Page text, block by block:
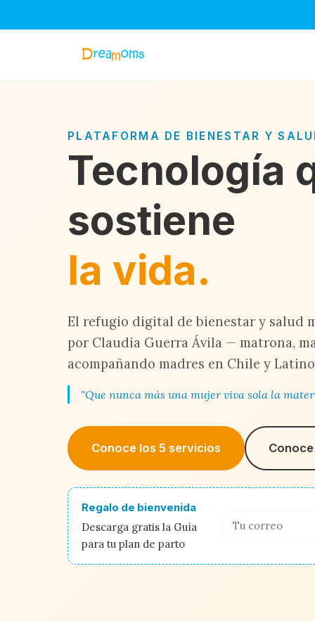
PLATAFORMA DE BIENESTAR Y
Tecnología
sostiene
la vida.
El refugio digital de bienestar y salud
por Claudia Guerra Ávila — matrona,
acompañando madres en Chile y
"Que nunca más una mujer viva sola la
Conoce los 5 servicios
Regalo de bienvenida
Descarga gratis la Guía
para tu plan de parto